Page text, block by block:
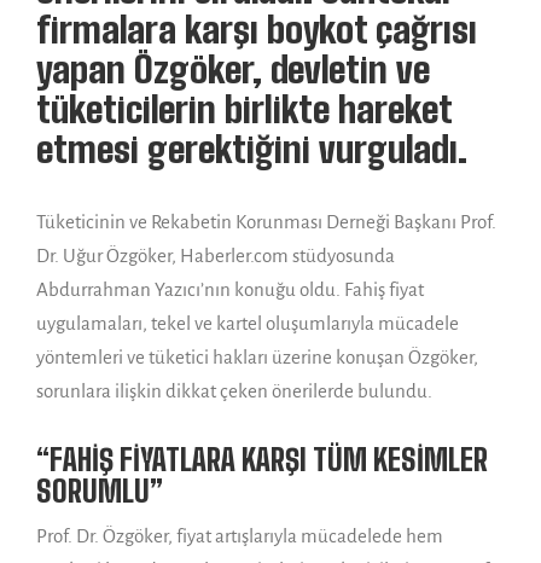
firmalara karşı boykot çağrısı
yapan Özgöker, devletin ve
tüketicilerin birlikte hareket
etmesi gerektiğini vurguladı.
Tüketicinin ve Rekabetin Korunması Derneği Başkanı Prof.
Dr. Uğur Özgöker, Haberler.com stüdyosunda
Abdurrahman Yazıcı’nın konuğu oldu. Fahiş fiyat
uygulamaları, tekel ve kartel oluşumlarıyla mücadele
yöntemleri ve tüketici hakları üzerine konuşan Özgöker,
sorunlara ilişkin dikkat çeken önerilerde bulundu.
“FAHİŞ FİYATLARA KARŞI TÜM KESİMLER
SORUMLU”
Prof. Dr. Özgöker, fiyat artışlarıyla mücadelede hem